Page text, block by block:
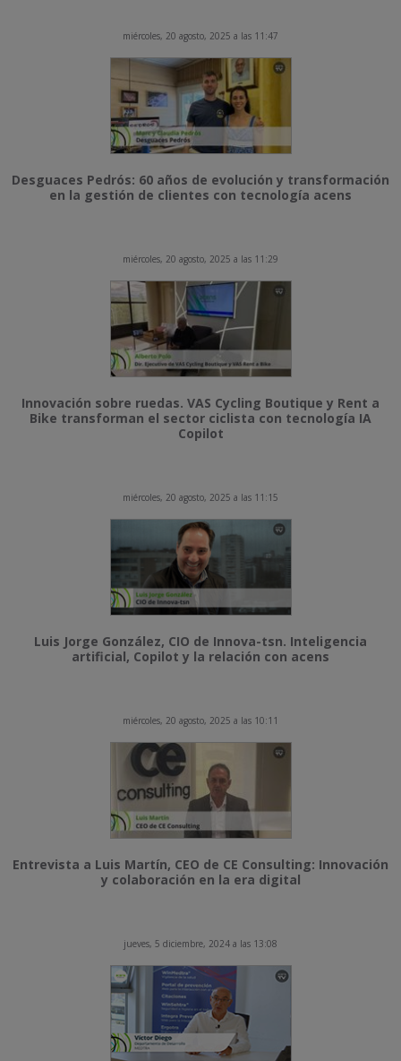
miércoles, 20 agosto, 2025 a las 11:47
Desguaces Pedrós: 60 años de evolución y transformación
en la gestión de clientes con tecnología acens
miércoles, 20 agosto, 2025 a las 11:29
Innovación sobre ruedas. VAS Cycling Boutique y Rent a
Bike transforman el sector ciclista con tecnología IA
Copilot
miércoles, 20 agosto, 2025 a las 11:15
Luis Jorge González, CIO de Innova-tsn. Inteligencia
artificial, Copilot y la relación con acens
miércoles, 20 agosto, 2025 a las 10:11
Entrevista a Luis Martín, CEO de CE Consulting: Innovación
y colaboración en la era digital
jueves, 5 diciembre, 2024 a las 13:08